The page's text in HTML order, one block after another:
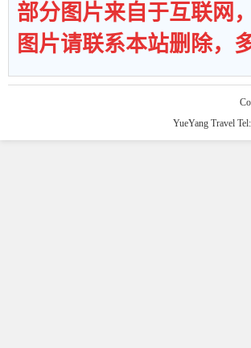
部分图片来自于互联网
图片请联系本站删除，
YueYang Travel